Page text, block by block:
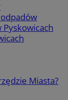
Pyskowicach
Miasta?